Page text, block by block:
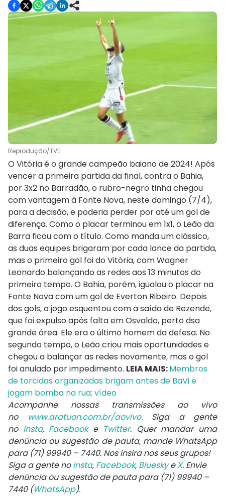
Reprodução/TVE
O Vitória é o grande campeão baiano de 2024! Após
vencer a primeira partida da final, contra o Bahia,
por 3x2 no Barradão, o rubro-negro tinha chegou
com vantagem à Fonte Nova, neste domingo (7/4),
para a decisão, e poderia perder por até um gol de
diferença. Como o placar terminou em 1x1, o Leão da
Barra ficou com o título. Como manda um clássico,
as duas equipes brigaram por cada lance da partida,
mas o primeiro gol foi do Vitória, com Wagner
Leonardo balançando as redes aos 13 minutos do
primeiro tempo. O Bahia, porém, igualou o placar na
Fonte Nova com um gol de Everton Ribeiro. Depois
dos gols, o jogo esquentou com a saída de Rezende,
que foi expulso após falta em Osvaldo, perto dsa
grande área. Ele era o último homem da defesa. No
segundo tempo, o Leão criou mais oportunidades e
chegou a balançar as redes novamente, mas o gol
foi anulado por impedimento. LEIA MAIS:Membros
de torcidas organizadas brigam antes de BaVi e
jogam bomba na rua; vídeo
Acompanhe nossas transmissões ao vivo
no
www.aratuon.com.br/aovivo. Siga a gente
no Insta, Facebooke Twitter. Quer mandar uma
denúncia ou sugestão de pauta, mande WhatsApp
para (71) 99940 – 7440. Nos insira nos seus grupos!
Siga a gente noInsta, Facebook, BlueskyeX. Envie
denúncia ou sugestão de pauta para (71) 99940 –
7440 (WhatsApp).